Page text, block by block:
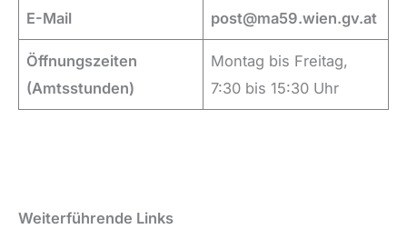
E-Mail post@ma59.wien.gv.at
Öffnungszeiten
(Amtsstunden)
Montag bis Freitag,
7:30 bis 15:30 Uhr
Weiterführende Links